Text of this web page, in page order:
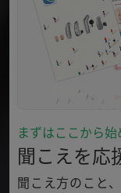
まずはここから
聞こえを応
聞こえ方のこと